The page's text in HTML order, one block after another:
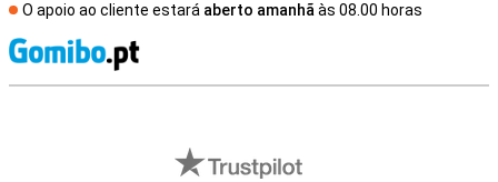
O apoio ao cliente estará aberto amanhã às 08.00 horas